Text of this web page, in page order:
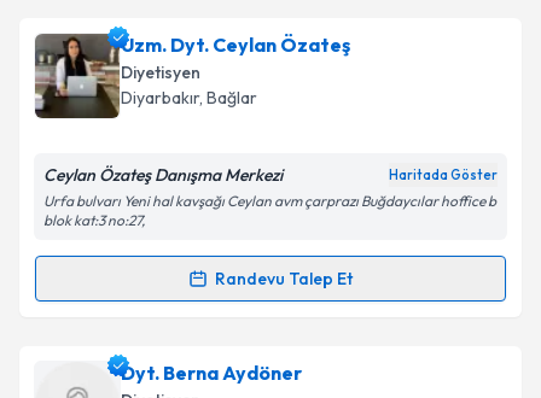
Dyt. Aslı Şimşek için randevu takvimi talebi oluşturun.
Size bu uzmandan randevu almanız için bir takvim
hazırlandığında e-posta ile bilgilendireceğiz.
Kişisel verilerimin işlenmesine ilişkinAydınlatma
'ni okudum ve kişisel verilerimin belirtilen
kapsamda işlenmesini kabul ediyorum.
Takvim Talebini Gönder
Uzm. Dyt. Ceylan Özateş
Diyetisyen
Diyarbakır, Bağlar
Ceylan Özateş Danışma Merkezi Haritada Göster
Urfa bulvarı Yeni hal kavşağı Ceylan avm çarprazı Buğdaycılar hoffice b
blok kat:3 no:27,
Randevu Talep Et
Randevu Takvimi Talebi
Uzm. Dyt. Ceylan Özateşiçin randevu takvimi talebi
Dyt. Berna Aydöner